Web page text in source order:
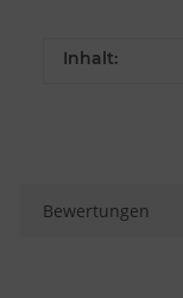
Inhalt:
Bewertungen